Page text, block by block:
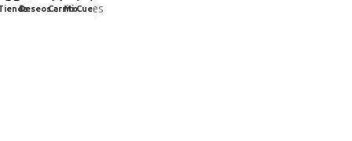
Política de Cookies
DeseosCarritoMi Cuenta